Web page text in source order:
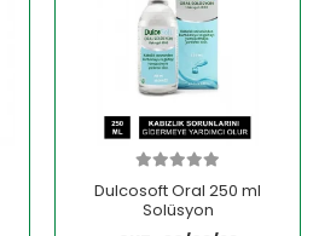
Dulcosoft Oral 250 ml
Solüsyon